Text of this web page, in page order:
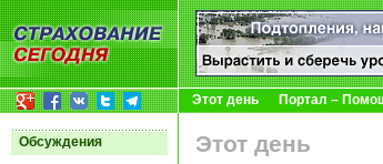
Этот день Портал –
Обсуждения Этот день